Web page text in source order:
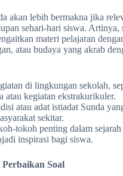
akan lebih bermakna jika
sehari-hari siswa. Artinya,
materi pelajaran
atau budaya yang akrab
di lingkungan sekolah,
atau kegiatan ekstrakurikuler.
atau adat istiadat Sunda
sekitar.
tokoh penting dalam sejarah
inspirasi bagi siswa.
Soal